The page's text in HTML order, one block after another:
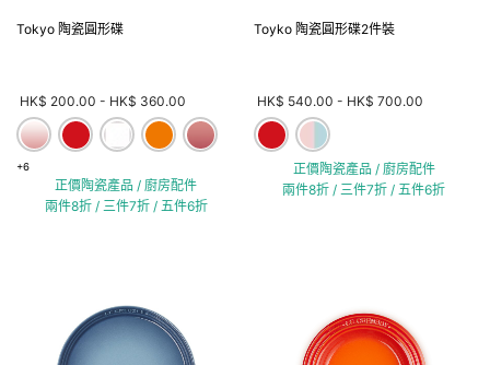
Tokyo 陶瓷圓形碟
HK$ 200.00 - HK$ 360.00
+6
正價陶瓷產品 / 廚房配件
兩件8折 / 三件7折 / 五件6折
Toyko 陶瓷圓形碟2件裝
HK$ 540.00- HK$ 700.00
正價陶瓷產品 / 廚房配件
兩件8折 / 三件7折 / 五件6折